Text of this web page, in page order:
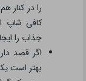
را در کنار
کافی شاپ
جذاب را
اگر قصد
بهتر است